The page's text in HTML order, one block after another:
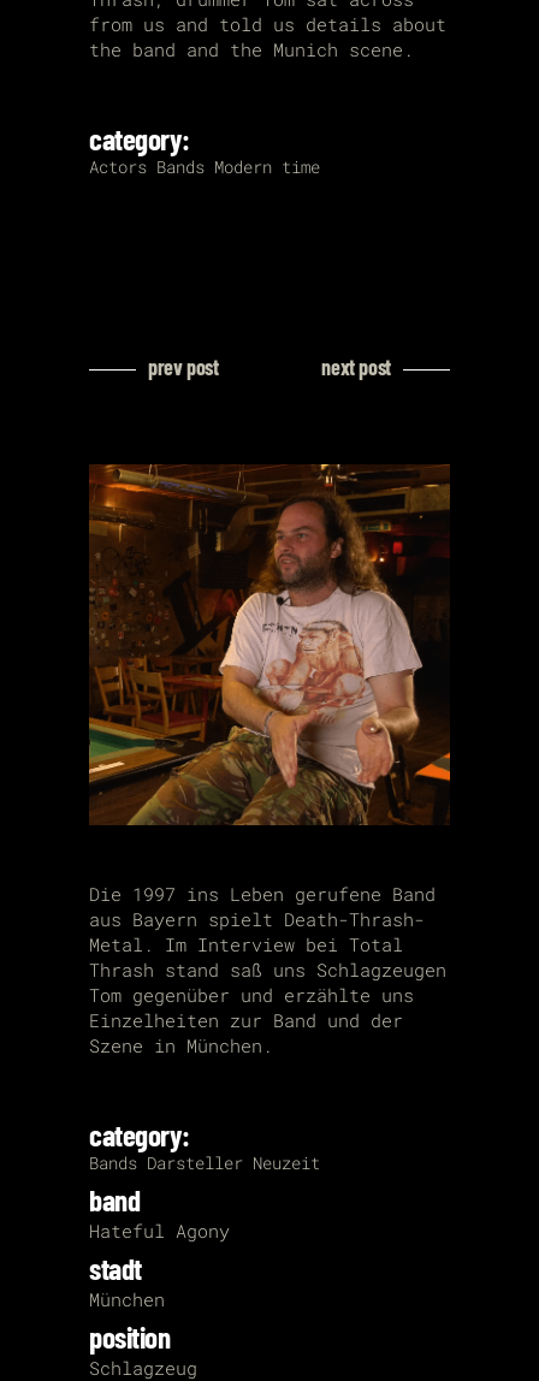
from us and told us details about
the band and the Munich scene.
category:
Actors Bands Modern time
prev post next post
Die 1997 ins Leben gerufene Band
aus Bayern spielt Death-Thrash-
Metal. Im Interview bei Total
Thrash stand saß uns Schlagzeugen
Tom gegenüber und erzählte uns
Einzelheiten zur Band und der
Szene in München.
category:
Bands Darsteller Neuzeit
band
Hateful Agony
stadt
München
position
Schlagzeug